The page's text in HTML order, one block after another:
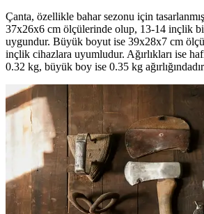
Çanta, özellikle bahar sezonu için
37x26x6 cm ölçülerinde olup, 13-14 inçlik
uygundur. Büyük boyut ise 39x28x7 cm
inçlik cihazlara uyumludur. Ağırlıkları ise
0.32 kg, büyük boy ise 0.35 kg